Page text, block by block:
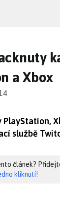
a Xbox
službě
článek?
kliknutí!